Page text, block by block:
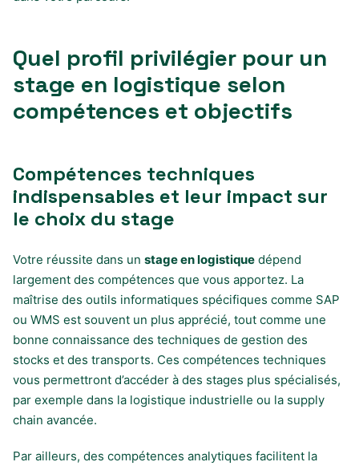
Quel profil privilégier pour un
stage en logistique selon
compétences et objectifs
Compétences techniques
indispensables et leur impact sur
le choix du stage
Votre réussite dans un stage en logistique dépend
largement des compétences que vous apportez. La
maîtrise des outils informatiques spécifiques comme SAP
ou WMS est souvent un plus apprécié, tout comme une
bonne connaissance des techniques de gestion des
stocks et des transports. Ces compétences techniques
vous permettront d’accéder à des stages plus spécialisés,
par exemple dans la logistique industrielle ou la supply
chain avancée.
Par ailleurs, des compétences analytiques facilitent la